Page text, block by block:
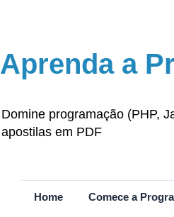
Aprenda a
Domine programação (PHP,
apostilas em PDF
Home Comece a